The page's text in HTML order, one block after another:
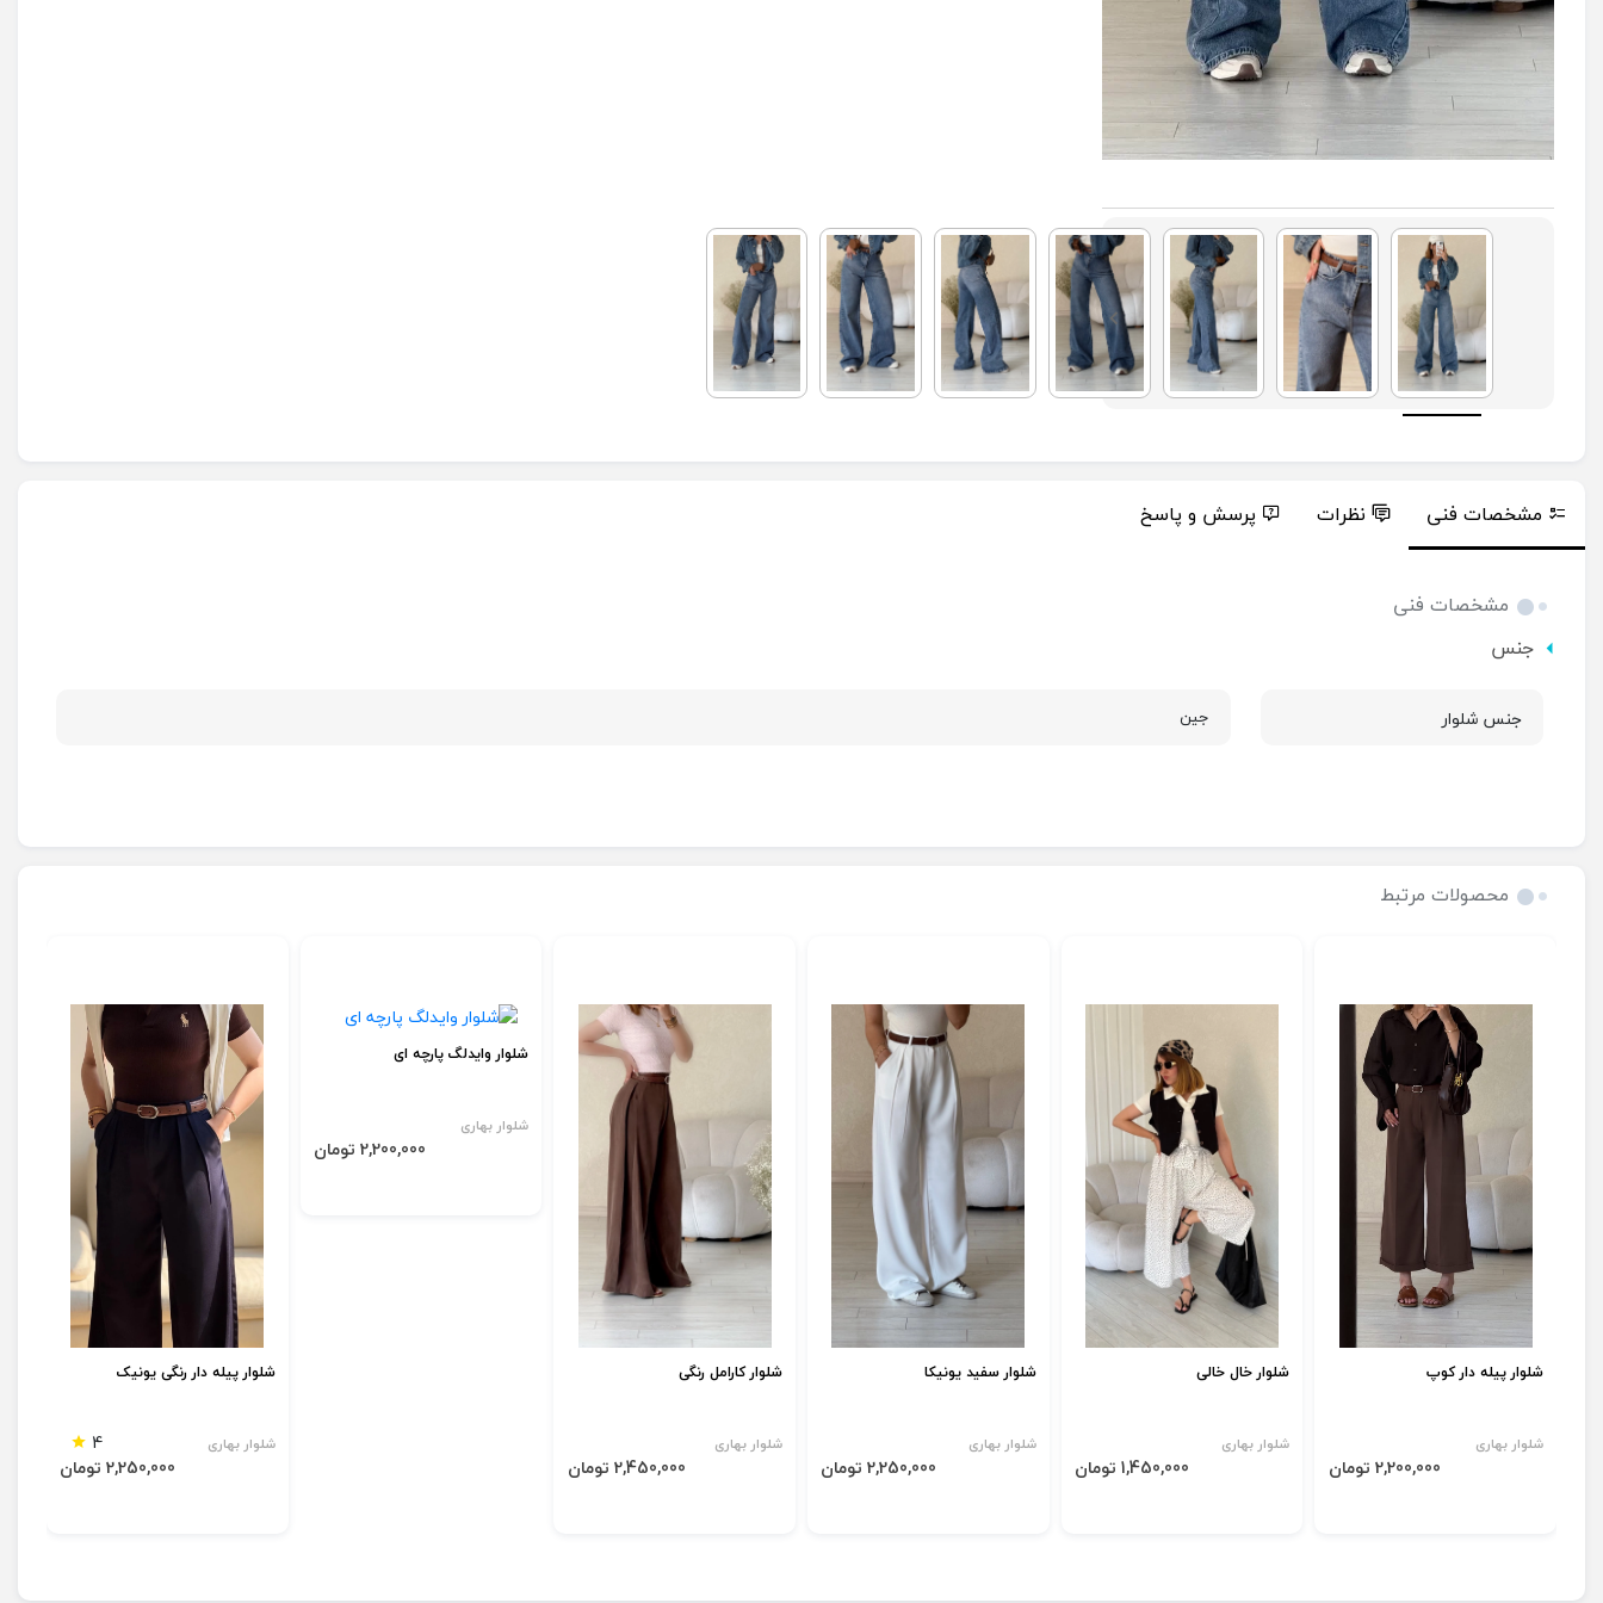
مشخصات فنی نظرات پرسش و پاسخ
مشخصات فنی
جنس
جنس شلوار جین
محصولات مرتبط
شلوار پیله دار کوپ
شلوار بهاری
2,200,000 تومان
شلوار خال خالی
شلوار بهاری
1,450,000 تومان
شلوار سفید یونیکا
شلوار بهاری
2,250,000 تومان
شلوار کارامل رنگی
شلوار بهاری
2,450,000 تومان
شلوار وایدلگ پارچه ای
شلوار بهاری
2,200,000 تومان
شلوار پیله دار رنگی یونیک
شلوار بهاری
4
2,250,000 تومان